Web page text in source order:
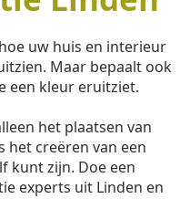
uw huis en interieur
Maar bepaalt ook
een kleur eruitziet.
het plaatsen van
het creëren van een
kunt zijn. Doe een
experts uit Linden en